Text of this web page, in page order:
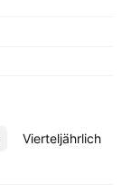
Vierteljährlich